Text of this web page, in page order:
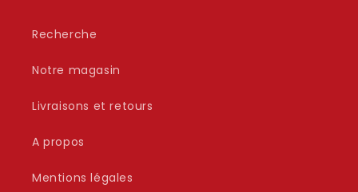
Recherche
Notre magasin
Livraisons et retours
A propos
Mentions légales